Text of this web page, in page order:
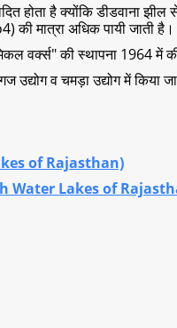
होता है क्योंकि डीडवाना
मात्रा अधिक पायी जाती है।
वर्क्स" की स्थापना 1964 में
व चमड़ा उद्योग में किया
of Rajasthan)
Water Lakes of